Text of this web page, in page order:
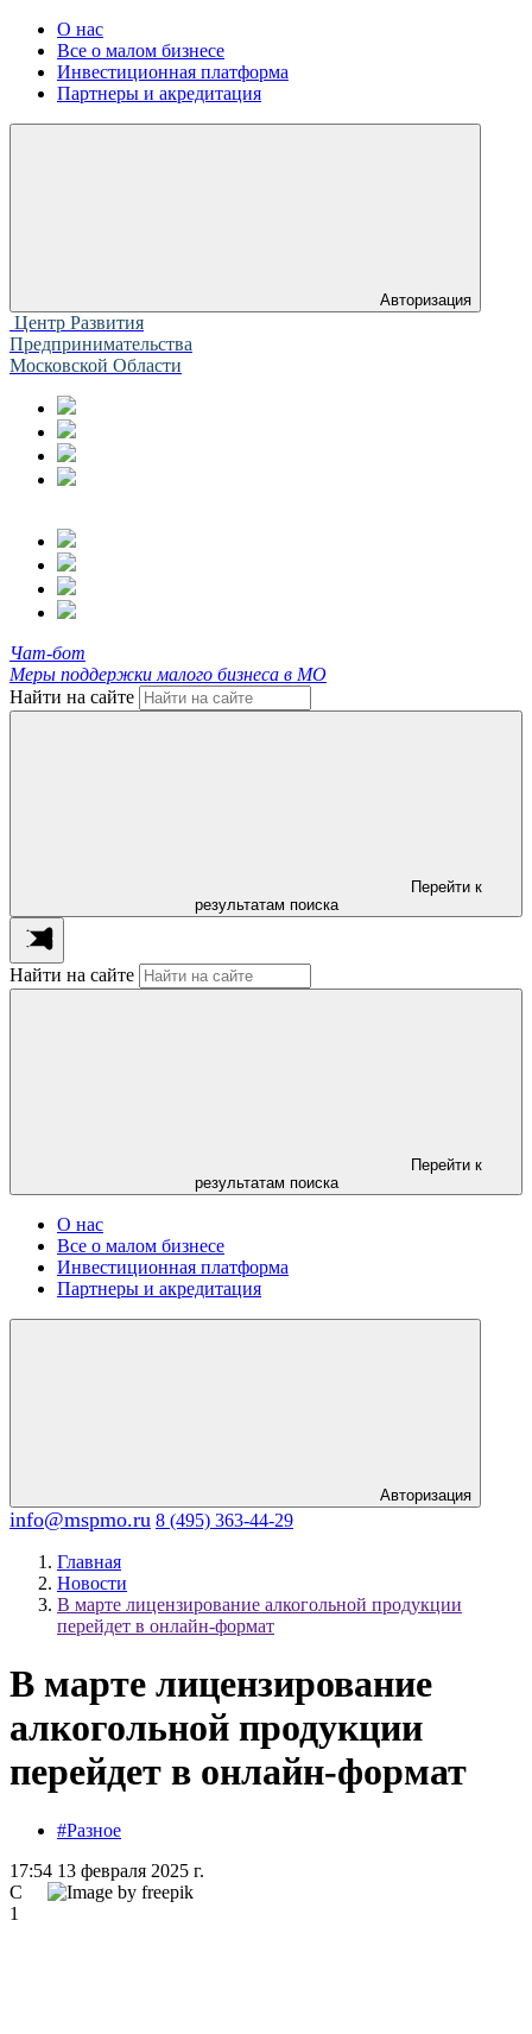
О нас
Все о малом бизнесе
Инвестиционная платформа
Партнеры и акредитация
Авторизация
Центр Развития
Предпринимательства
Московской Области
Чат-бот
Меры поддержки малого бизнеса в МО
Найти на сайте
Перейти к
результатам поиска
Найти на сайте
Перейти к
результатам поиска
О нас
Все о малом бизнесе
Инвестиционная платформа
Партнеры и акредитация
Авторизация
info@mspmo.ru 8 (495) 363-44-29
Главная
Новости
В марте лицензирование алкогольной продукции
перейдет в онлайн-формат
В марте лицензирование
алкогольной продукции
перейдет в онлайн-формат
#Разное
17:54 13 февраля 2025 г.
С
1